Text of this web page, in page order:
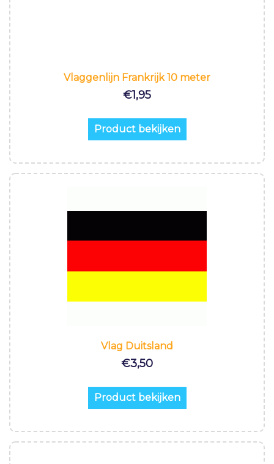
Vlaggenlijn Frankrijk 10 meter
€1,95
Product bekijken
Vlag Duitsland
€3,50
Product bekijken